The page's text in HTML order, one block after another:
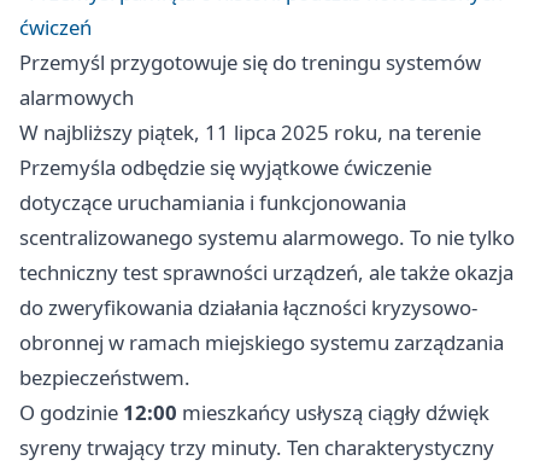
ćwiczeń
Przemyśl przygotowuje się do treningu systemów
alarmowych
W najbliższy piątek, 11 lipca 2025 roku, na terenie
Przemyśla odbędzie się wyjątkowe ćwiczenie
dotyczące uruchamiania i funkcjonowania
scentralizowanego systemu alarmowego. To nie tylko
techniczny test sprawności urządzeń, ale także okazja
do zweryfikowania działania łączności kryzysowo-
obronnej w ramach miejskiego systemu zarządzania
bezpieczeństwem.
O godzinie 12:00 mieszkańcy usłyszą ciągły dźwięk
syreny trwający trzy minuty. Ten charakterystyczny